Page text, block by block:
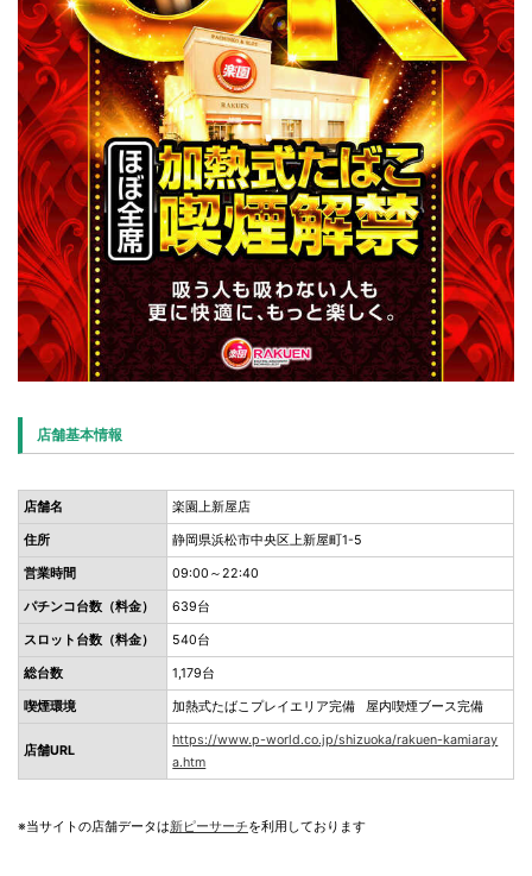
店舗基本情報
店舗名 楽園上新屋店
住所 静岡県浜松市中央区上新屋町1-5
営業時間 09:00～22:40
パチンコ台数（料金） 639台
スロット台数（料金） 540台
総台数 1,179台
喫煙環境 加熱式たばこプレイエリア完備 屋内喫煙ブース完備
店舗URL
https://www.p-world.co.jp/shizuoka/rakuen-kamiaray
a.htm
※当サイトの店舗データは新ピーサーチを利用しております